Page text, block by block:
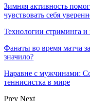
Зимняя активность
чувствовать себя
Технологии стриминга
Фанаты во время матча
значило?
Наравне с мужчинами:
теннисистка в мире
Prev Next